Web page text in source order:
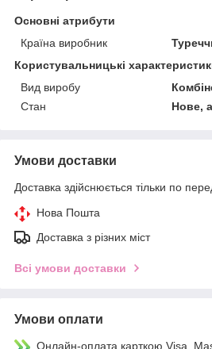
Основні атрибути
Країна виробник
Користувальницькі
Вид виробу
Стан
Нове,
Умови доставки
Доставка здійснюється тільки по
Нова Пошта
Доставка з різних міст
Всі умови доставки
Умови оплати
Онлайн-оплата карткою Visa,